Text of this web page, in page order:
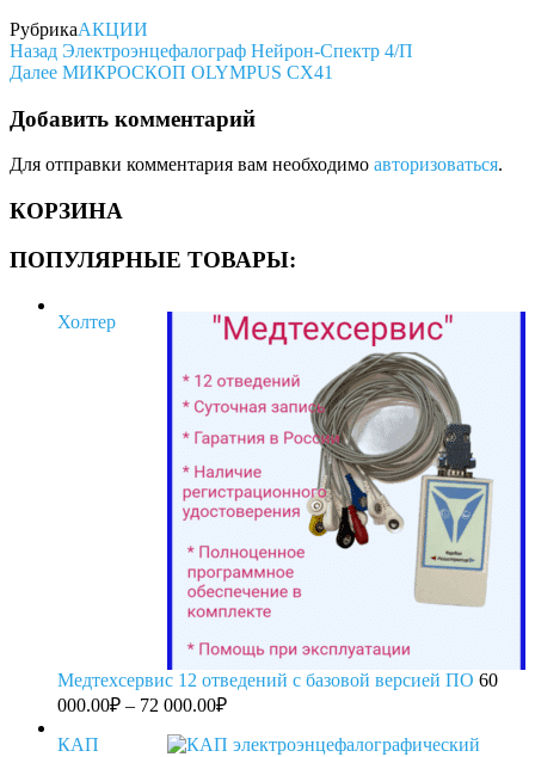
РубрикаАКЦИИ
Навигация
по
записям
Предыдущая
запись
Назад Электроэнцефалограф Нейрон-Спектр 4/П
Следующая
Далее МИКРОСКОП OLYMPUS CX41
Добавить комментарий
Для отправки комментария вам необходимо авторизоваться.
КОРЗИНА
ПОПУЛЯРНЫЕ ТОВАРЫ:
Холтер
Медтехсервис 12 отведений с базовой версией ПО 60
000.00₽ – 72 000.00₽Диапазон
60
КАП